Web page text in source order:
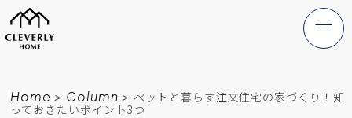
Home > Column > ペットと暮らす注文住宅の家づくり！知
っておきたいポイント3つ